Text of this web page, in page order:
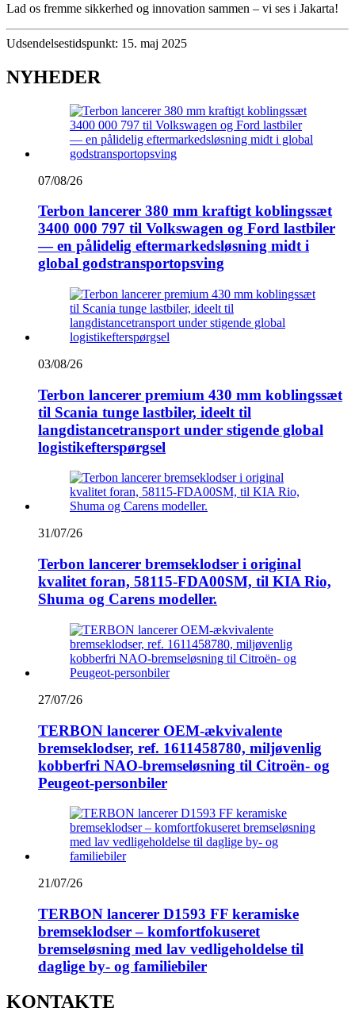
Lad os fremme sikkerhed og innovation sammen – vi ses i Jakarta!
Udsendelsestidspunkt: 15. maj 2025
NYHEDER
07/08/26
Terbon lancerer 380 mm kraftigt koblingssæt
3400 000 797 til Volkswagen og Ford lastbiler
— en pålidelig eftermarkedsløsning midt i
global godstransportopsving
03/08/26
Terbon lancerer premium 430 mm koblingssæt
til Scania tunge lastbiler, ideelt til
langdistancetransport under stigende global
logistikefterspørgsel
31/07/26
Terbon lancerer bremseklodser i original
kvalitet foran, 58115-FDA00SM, til KIA Rio,
Shuma og Carens modeller.
27/07/26
TERBON lancerer OEM-ækvivalente
bremseklodser, ref. 1611458780, miljøvenlig
kobberfri NAO-bremseløsning til Citroën- og
Peugeot-personbiler
21/07/26
TERBON lancerer D1593 FF keramiske
bremseklodser – komfortfokuseret
bremseløsning med lav vedligeholdelse til
daglige by- og familiebiler
KONTAKTE